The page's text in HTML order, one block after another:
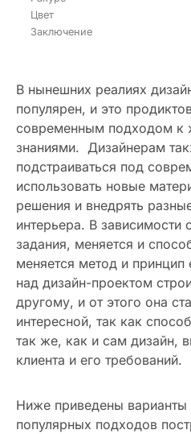
Цвет
Заключение
В нынешних реалиях
популярен, и это
современным подходом к
знаниями. Дизайнерам
подстраиваться под
использовать новые
решения и внедрять
интерьера. В зависимости
задания, меняется и
меняется метод и принцип
над дизайн-проектом
другому, и от этого она
интересной, так как
так же, как и сам дизайн,
клиента и его требований.
Ниже приведены
популярных подходов